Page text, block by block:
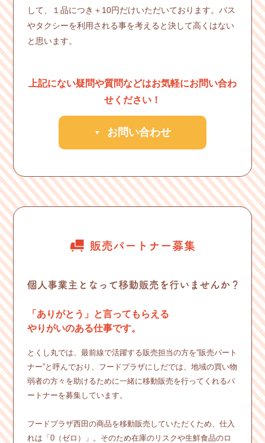
して、１品につき＋10円だけいただいております。バス
やタクシーを利用される事を考えると決して高くはない
と思います。
上記にない疑問や質問などはお気軽にお問い合わ
せください！
お問い合わせ
「ありがとう」と言ってもらえる
やりがいのある仕事です。
とくし丸では、最前線で活躍する販売担当の方を“販売パート
ナー”と呼んでおり、フードプラザにしだでは、地域の買い物
弱者の方々を助けるために一緒に移動販売を行ってくれるパ
ートナーを募集しています。
フードプラザ西田の商品を移動販売していただくため、仕入
れは「0（ゼロ）」。そのため在庫のリスクや生鮮食品のロ